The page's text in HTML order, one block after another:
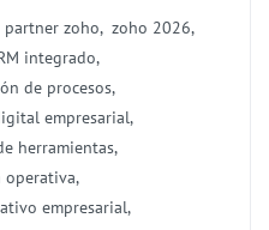
partner zoho, zoho 2026,
integrado,
de procesos,
empresarial,
herramientas,
operativa,
empresarial,